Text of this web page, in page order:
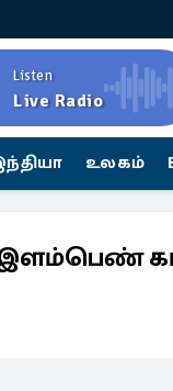
Listen
Live Radio
உலகம்
இளம்பெண்